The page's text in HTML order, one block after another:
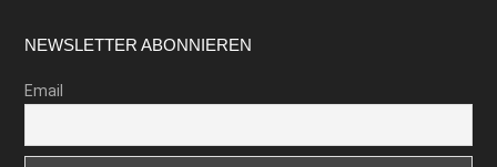
Footer
NEWSLETTER ABONNIEREN
Email